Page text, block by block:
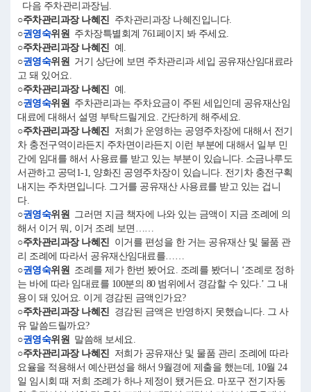
다음 주차관리과장님.
○주차관리과장 나혜진 주차관리과장 나혜진입니다.
○권영숙위원 주차장특별회계 761페이지 봐 주세요.
○주차관리과장 나혜진 예.
○권영숙위원 거기 상단에 보면 주차관리과 세입 공유재산임대료라
고 돼 있어요.
○주차관리과장 나혜진 예.
○권영숙위원 주차관리과는 주차요금이 주된 세입인데 공유재산임
대료에 대해서 설명 부탁드릴게요. 간단하게 해주세요.
○주차관리과장 나혜진 저희가 운영하는 공영주차장에 대해서 전기
차 충전구역이라든지 주차면이라든지 이런 부분에 대해서 일부 민
간에 임대를 해서 사용료를 받고 있는 부분이 있습니다. 소금나루도
서관하고 공덕1-1, 양화진 공영주차장이 있습니다. 전기차 충전구획
내지는 주차면입니다. 그거를 공유재산 사용료를 받고 있는 겁니
다.
○권영숙위원 그러면 지금 책자에 나와 있는 금액이 지금 조례에 의
해서 이거 뭐, 이거 조례 보면……
○주차관리과장 나혜진 이거를 편성을 한 거는 공유재산 및 물품 관
리 조례에 따라서 공유재산임대료를……
○권영숙위원 조례를 제가 한번 봤어요. 조례를 봤더니 ‘조례로 정하
는 바에 따라 임대료를 100분의 80 범위에서 경감할 수 있다.’ 그 내
용이 돼 있어요. 이게 경감된 금액인가요?
○주차관리과장 나혜진 경감된 금액은 반영하지 못했습니다. 그 사
유 말씀드릴까요?
○권영숙위원 말씀해 보세요.
○주차관리과장 나혜진 저희가 공유재산 및 물품 관리 조례에 따라
요율을 적용해서 예산편성을 해서 9월경에 제출을 했는데, 10월 24
일 임시회 때 저희 조례가 하나 제정이 됐거든요. 마포구 전기자동